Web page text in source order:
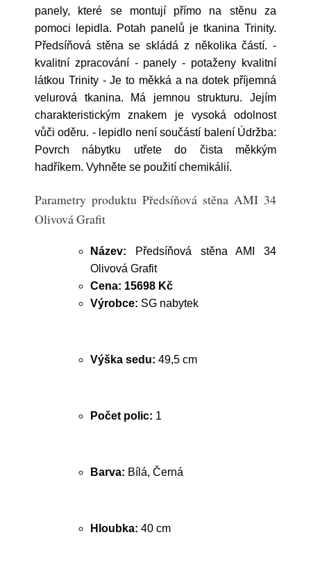
panely, které se montují přímo na stěnu za
pomoci lepidla. Potah panelů je tkanina Trinity.
Předsíňová stěna se skládá z několika částí. -
kvalitní zpracování - panely - potaženy kvalitní
látkou Trinity - Je to měkká a na dotek příjemná
velurová tkanina. Má jemnou strukturu. Jejím
charakteristickým znakem je vysoká odolnost
vůči oděru. - lepidlo není součástí balení Údržba:
Povrch nábytku utřete do čista měkkým
hadříkem. Vyhněte se použití chemikálií.
Parametry produktu Předsíňová stěna AMI 34
Olivová Grafit
Název: Předsíňová stěna AMI 34
Olivová Grafit
Cena: 15698 Kč
Výrobce: SG nabytek
Výška sedu: 49,5 cm
Počet polic: 1
Barva: Bílá, Černá
Hloubka: 40 cm